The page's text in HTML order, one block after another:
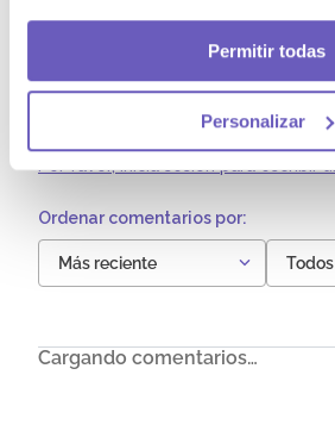
Permitir todas
Personalizar
Cargando el resumen…
Más reciente Todos
Cargando comentarios…